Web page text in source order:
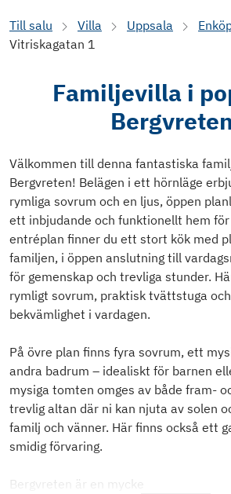
Till salu Villa Uppsala
Vitriskagatan 1
Familjevilla i
Välkommen till denna fantastiska
Bergvreten! Belägen i ett hörnläge
rymliga sovrum och en ljus, öppen
ett inbjudande och funktionellt hem
entréplan finner du ett stort kök med
familjen, i öppen anslutning till
för gemenskap och trevliga stunder.
rymligt sovrum, praktisk tvättstuga
bekvämlighet i vardagen.
På övre plan finns fyra sovrum, ett
andra badrum – idealiskt för barnen
mysiga tomten omges av både fram-
trevlig altan där ni kan njuta av solen
familj och vänner. Här finns också ett
smidig förvaring.
Bergvreten är en mycke